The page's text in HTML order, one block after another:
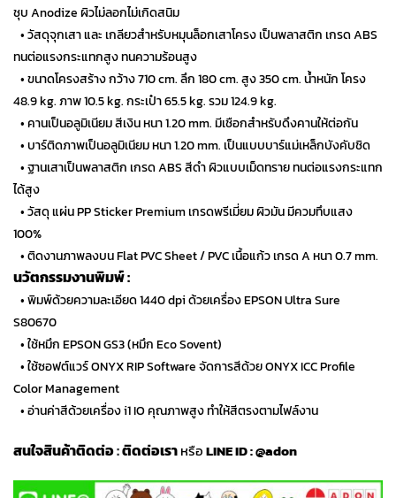
ชุบ Anodize ผิวไม่ลอกไม่เกิดสนิม
• วัสดุจุกเสา และ เกลียวสำหรับหมุนล็อกเสาโครง เป็นพลาสติก เกรด ABS
ทนต่อแรงกระแทกสูง ทนความร้อนสูง
• ขนาดโครงสร้าง กว้าง 710 cm. ลึก 180 cm. สูง 350 cm. น้ำหนัก โครง
48.9 kg. ภาพ 10.5 kg. กระเป๋า 65.5 kg. รวม 124.9 kg.
• คานเป็นอลูมิเนียม สีเงิน หนา 1.20 mm. มีเชือกสำหรับดึงคานให้ต่อกัน
• บาร์ติดภาพเป็นอลูมิเนียม หนา 1.20 mm. เป็นแบบบาร์แม่เหล็กบังคับชิด
• ฐานเสาเป็นพลาสติก เกรด ABS สีดำ ผิวแบบเม็ดทราย ทนต่อแรงกระแทก
ได้สูง
• วัสดุ แผ่น PP Sticker Premium เกรดพรีเมี่ยม ผิวมัน มีควมทึบแสง
100%
• ติดงานภาพลงบน Flat PVC Sheet / PVC เนื้อแก้ว เกรด A หนา 0.7 mm.
นวัตกรรมงานพิมพ์ :
• พิมพ์ด้วยความละเอียด 1440 dpi ด้วยเครื่อง EPSON Ultra Sure
S80670
• ใช้หมึก EPSON GS3 (หมึก Eco Sovent)
• ใช้ซอฟต์แวร์ ONYX RIP Software จัดการสีด้วย ONYX ICC Profile
Color Management
• อ่านค่าสีด้วยเครื่อง i1 IO คุณภาพสูง ทำให้สีตรงตามไฟล์งาน
สนใจสินค้าติดต่อ:ติดต่อเราหรือLINE ID :@adon